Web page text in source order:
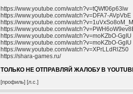
https://www.youtube.com/watch?v=tQWf06p63lw
https://www.youtube.com/watch?v=DFA7-AVpVbE
https://www.youtube.com/watch?v=1uVxSo8oM_M
https://www.youtube.com/
https://www.youtube.com/watch?v=moKZbO-GgIU
https://www.youtube.com/watch?v=moKZbO-GgIU
https://www.youtube.com/watch?v=XPrLLdRlZ50
https://shara-games.ru/
ТОЛЬКО НЕ ОТПРАВЛЯЙ ЖАЛОБУ В
[профиль] [л.с.]